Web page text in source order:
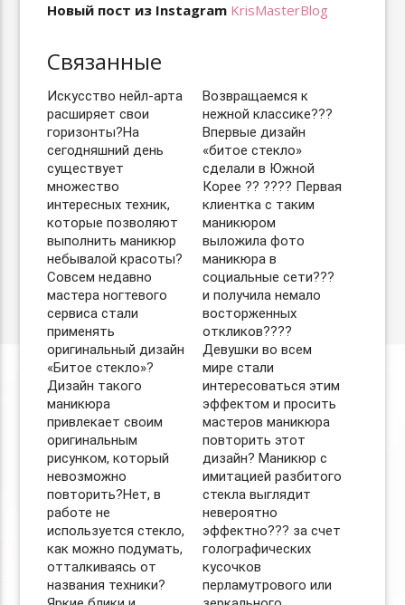
Новый пост из Instagram KrisMasterBlog
Связанные
Искусство нейл-арта
расширяет свои
горизонты?На
сегодняшний день
существует
множество
интересных техник,
которые позволяют
выполнить маникюр
небывалой красоты?
Совсем недавно
мастера ногтевого
сервиса стали
применять
оригинальный дизайн
«Битое стекло»?
Дизайн такого
маникюра
привлекает своим
оригинальным
рисунком, который
невозможно
повторить?Нет, в
работе не
используется стекло,
как можно подумать,
отталкиваясь от
названия техники?
Возвращаемся к
нежной классике???
Впервые дизайн
«битое стекло»
сделали в Южной
Корее ?? ???? Первая
клиентка с таким
маникюром
выложила фото
маникюра в
социальные сети???
и получила немало
восторженных
откликов????
Девушки во всем
мире стали
интересоваться этим
эффектом и просить
мастеров маникюра
повторить этот
дизайн? Маникюр с
имитацией разбитого
стекла выглядит
невероятно
эффектно??? за счет
голографических
кусочков
перламутрового или